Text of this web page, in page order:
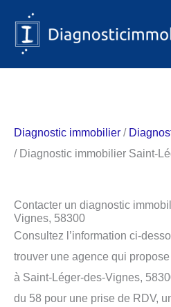
contenu
Diagnostic immobilier /
/ Diagnostic immobilier Saint-
Contacter un diagnostic
Vignes, 58300
Consultez l’information ci-
trouver une agence qui
à Saint-Léger-des-Vignes,
du 58 pour une prise de RDV,